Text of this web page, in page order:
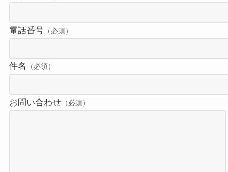
電話番号（必須）
件名 （必須）
お問い合わせ（必須）